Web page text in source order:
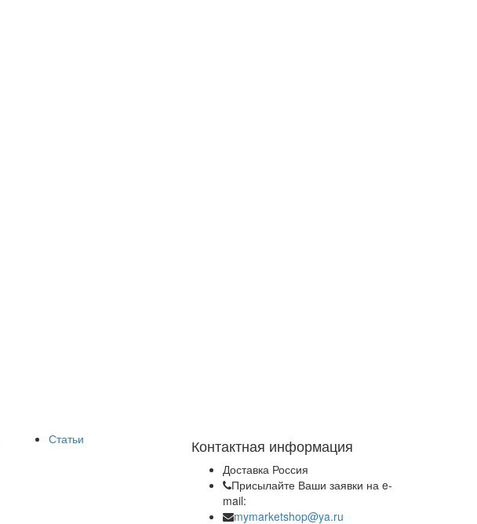
Статьи
Контактная информация
Доставка Россия
Присылайте Ваши заявки на e-
mail:
mymarketshop@ya.ru